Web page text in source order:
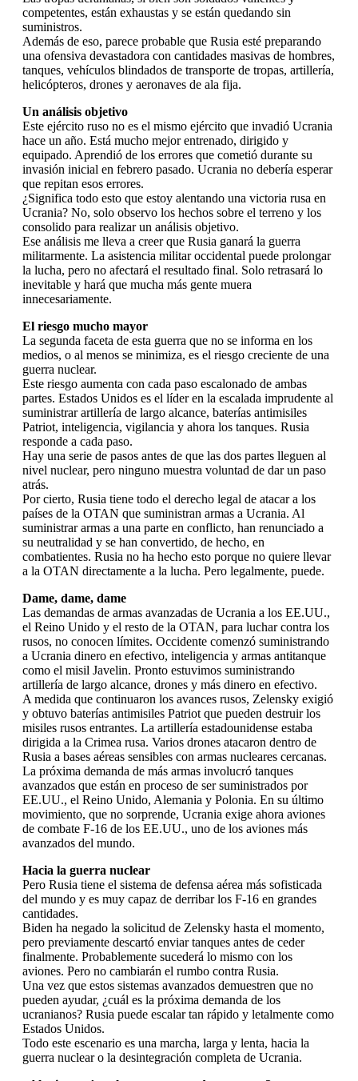
competentes, están exhaustas y se están quedando sin
suministros.
Además de eso, parece probable que Rusia esté preparando
una ofensiva devastadora con cantidades masivas de hombres,
tanques, vehículos blindados de transporte de tropas, artillería,
helicópteros, drones y aeronaves de ala fija.
Un análisis objetivo
Este ejército ruso no es el mismo ejército que invadió Ucrania
hace un año. Está mucho mejor entrenado, dirigido y
equipado. Aprendió de los errores que cometió durante su
invasión inicial en febrero pasado. Ucrania no debería esperar
que repitan esos errores.
¿Significa todo esto que estoy alentando una victoria rusa en
Ucrania? No, solo observo los hechos sobre el terreno y los
consolido para realizar un análisis objetivo.
Ese análisis me lleva a creer que Rusia ganará la guerra
militarmente. La asistencia militar occidental puede prolongar
la lucha, pero no afectará el resultado final. Solo retrasará lo
inevitable y hará que mucha más gente muera
innecesariamente.
El riesgo mucho mayor
La segunda faceta de esta guerra que no se informa en los
medios, o al menos se minimiza, es el riesgo creciente de una
guerra nuclear.
Este riesgo aumenta con cada paso escalonado de ambas
partes. Estados Unidos es el líder en la escalada imprudente al
suministrar artillería de largo alcance, baterías antimisiles
Patriot, inteligencia, vigilancia y ahora los tanques. Rusia
responde a cada paso.
Hay una serie de pasos antes de que las dos partes lleguen al
nivel nuclear, pero ninguno muestra voluntad de dar un paso
atrás.
Por cierto, Rusia tiene todo el derecho legal de atacar a los
países de la OTAN que suministran armas a Ucrania. Al
suministrar armas a una parte en conflicto, han renunciado a
su neutralidad y se han convertido, de hecho, en
combatientes. Rusia no ha hecho esto porque no quiere llevar
a la OTAN directamente a la lucha. Pero legalmente, puede.
Dame, dame, dame
Las demandas de armas avanzadas de Ucrania a los EE.UU.,
el Reino Unido y el resto de la OTAN, para luchar contra los
rusos, no conocen límites. Occidente comenzó suministrando
a Ucrania dinero en efectivo, inteligencia y armas antitanque
como el misil Javelin. Pronto estuvimos suministrando
artillería de largo alcance, drones y más dinero en efectivo.
A medida que continuaron los avances rusos, Zelensky exigió
y obtuvo baterías antimisiles Patriot que pueden destruir los
misiles rusos entrantes. La artillería estadounidense estaba
dirigida a la Crimea rusa. Varios drones atacaron dentro de
Rusia a bases aéreas sensibles con armas nucleares cercanas.
La próxima demanda de más armas involucró tanques
avanzados que están en proceso de ser suministrados por
EE.UU., el Reino Unido, Alemania y Polonia. En su último
movimiento, que no sorprende, Ucrania exige ahora aviones
de combate F-16 de los EE.UU., uno de los aviones más
avanzados del mundo.
Hacia la guerra nuclear
Pero Rusia tiene el sistema de defensa aérea más sofisticada
del mundo y es muy capaz de derribar los F-16 en grandes
cantidades.
Biden ha negado la solicitud de Zelensky hasta el momento,
pero previamente descartó enviar tanques antes de ceder
finalmente. Probablemente sucederá lo mismo con los
aviones. Pero no cambiarán el rumbo contra Rusia.
Una vez que estos sistemas avanzados demuestren que no
pueden ayudar, ¿cuál es la próxima demanda de los
ucranianos? Rusia puede escalar tan rápido y letalmente como
Estados Unidos.
Todo este escenario es una marcha, larga y lenta, hacia la
guerra nuclear o la desintegración completa de Ucrania.